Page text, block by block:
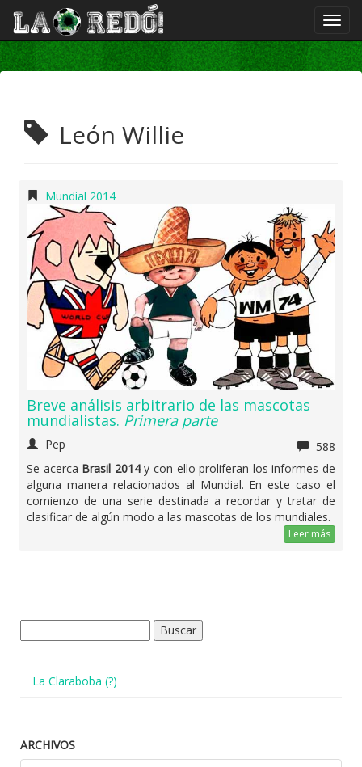
León Willie
Mundial 2014
Breve análisis arbitrario de las mascotas
mundialistas. Primera parte
Pep
588
Se acerca Brasil 2014y con ello proliferan los informes de
alguna manera relacionados al Mundial. En este caso el
comienzo de una serie destinada a recordar y tratar de
clasificar de algún modo a las mascotas de los mundiales.
Leer más
La Claraboba (?)
ARCHIVOS